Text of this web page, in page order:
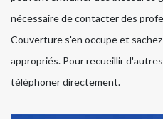
nécessaire de contacter des
Couverture s'en occupe et
appropriés. Pour recueillir
téléphoner directement.